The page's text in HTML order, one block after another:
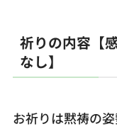
祈りの内容【
なし】
お祈りは黙祷の